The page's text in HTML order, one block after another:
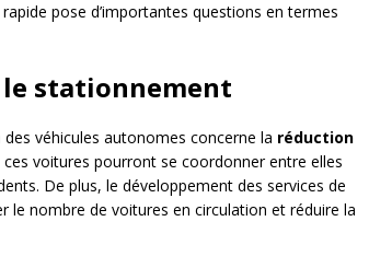
pose d’importantes questions en termes
le stationnement
véhicules autonomes concerne la réduction
ces voitures pourront se coordonner entre elles
De plus, le développement des services de
le nombre de voitures en circulation et réduire la